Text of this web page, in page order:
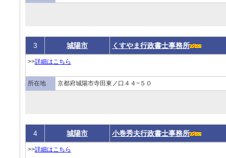
3 城陽市 くすやま行政書士事務所
>>詳細はこちら
所在地 京都府城陽市寺田東ノ口４４−５０
4 城陽市 小巻秀夫行政書士事務所
>>詳細はこちら